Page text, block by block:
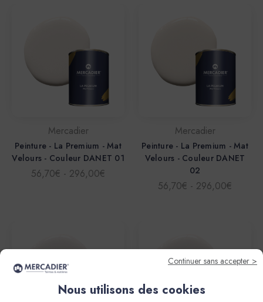
Mercadier
Peinture - La Premium - Mat
Velours - Couleur DANET 01
56,70€ - 296,00€
Mercadier
Peinture - La Premium - Mat
Velours - Couleur DANET
02
56,70€ - 296,00€
Continuer sans accepter >
Nous utilisons des cookies